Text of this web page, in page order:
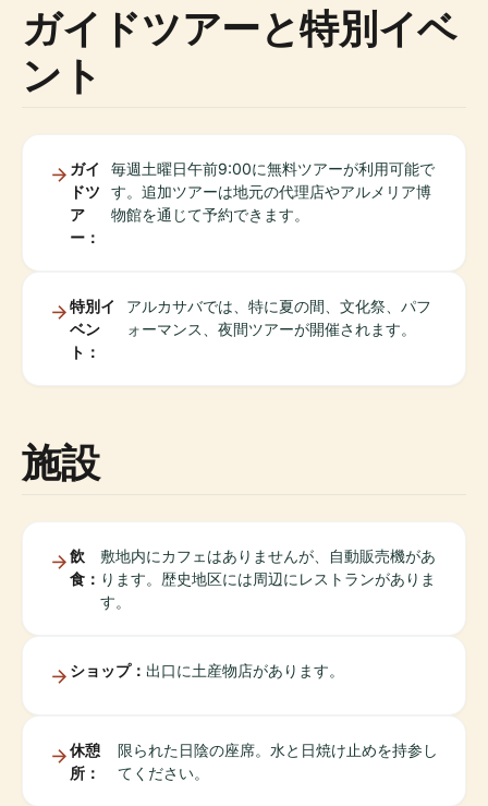
ガイドツアーと特別イベ
ント
ガイ
ドツ
ア
ー：
毎週土曜日午前9:00に無料ツアーが利用可能で
す。追加ツアーは地元の代理店やアルメリア博
物館を通じて予約できます。
特別イ
ベン
ト：
アルカサバでは、特に夏の間、文化祭、パフ
ォーマンス、夜間ツアーが開催されます。
施設
飲
食：
敷地内にカフェはありませんが、自動販売機があ
ります。歴史地区には周辺にレストランがありま
す。
ショップ： 出口に土産物店があります。
休憩
所：
限られた日陰の座席。水と日焼け止めを持参し
てください。